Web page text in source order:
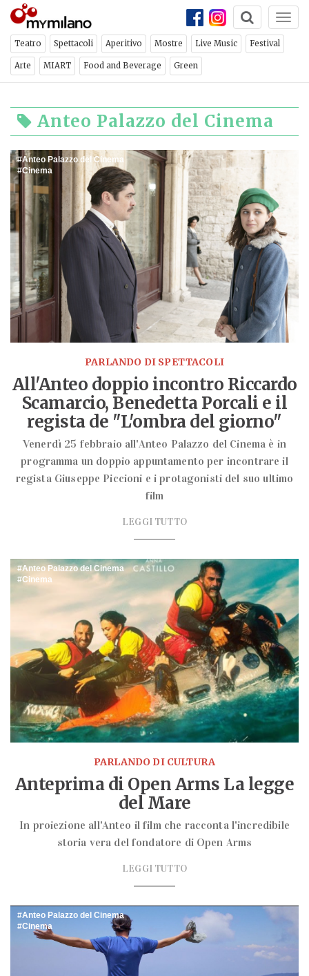
Teatro Spettacoli Aperitivo Mostre Live Music Festival
Arte MIART Food and Beverage Green
Anteo Palazzo del Cinema
Anteo Palazzo del Cinema
Cinema
PARLANDO DI SPETTACOLI
All'Anteo doppio incontro Riccardo
Scamarcio, Benedetta Porcali e il
regista de "L'ombra del giorno"
Venerdì 25 febbraio all'Anteo Palazzo del Cinema è in
programma un doppio appuntamento per incontrare il
regista Giuseppe Piccioni e i protagonisti del suo ultimo
film
LEGGI TUTTO
Anteo Palazzo del Cinema
Cinema
PARLANDO DI CULTURA
Anteprima di Open Arms La legge
del Mare
In proiezione all'Anteo il film che racconta l'incredibile
storia vera del fondatore di Open Arms
LEGGI TUTTO
Anteo Palazzo del Cinema
Cinema